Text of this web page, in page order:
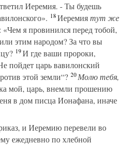
Иеремия. - Ты будешь
18Иеремиятут же
я провинился перед тобой,
этим народом? За что вы
19И где ваши пророки,
пойдет царь вавилонский
этой земли“? 20 Молю тебя,
мой, царь, внемли прошению
в дом писца Ионафана, иначе
и Иеремию перевели во
ежедневно по хлебной